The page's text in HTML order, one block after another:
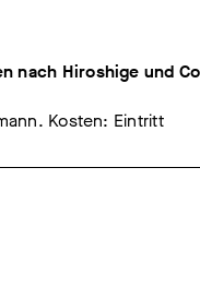
nach Hiroshige und
Kosten: Eintritt